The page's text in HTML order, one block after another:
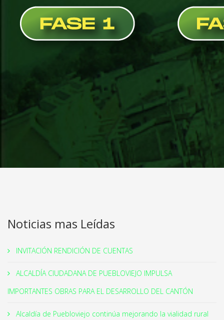
Noticias mas Leídas
INVITACIÓN RENDICIÓN DE CUENTAS
ALCALDÍA CIUDADANA DE PUEBLOVIEJO IMPULSA
IMPORTANTES OBRAS PARA EL DESARROLLO DEL CANTÓN
Alcaldía de Puebloviejo continúa mejorando la vialidad rural